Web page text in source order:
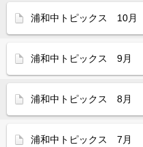
浦和中トピックス 10月
浦和中トピックス 9月
浦和中トピックス 8月
浦和中トピックス 7月